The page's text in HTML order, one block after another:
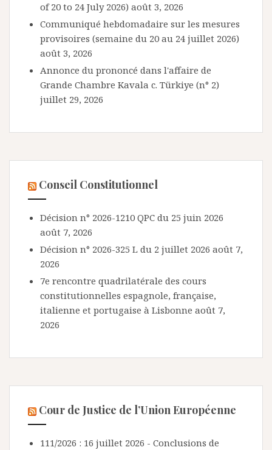
of 20 to 24 July 2026) août 3, 2026
Communiqué hebdomadaire sur les mesures
provisoires (semaine du 20 au 24 juillet 2026)
août 3, 2026
Annonce du prononcé dans l'affaire de
Grande Chambre Kavala c. Türkiye (n° 2)
juillet 29, 2026
Conseil Constitutionnel
Décision n° 2026-1210 QPC du 25 juin 2026
août 7, 2026
Décision n° 2026-325 L du 2 juillet 2026 août 7,
2026
7e rencontre quadrilatérale des cours
constitutionnelles espagnole, française,
italienne et portugaise à Lisbonne août 7,
2026
Cour de Justice de l’Union Européenne
111/2026 : 16 juillet 2026 - Conclusions de